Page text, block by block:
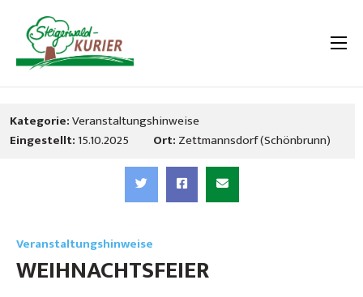
Kategorie:Veranstaltungshinweise
Eingestellt:15.10.2025 Ort: Zettmannsdorf (Schönbrunn)
Veranstaltungshinweise
WEIHNACHTSFEIER